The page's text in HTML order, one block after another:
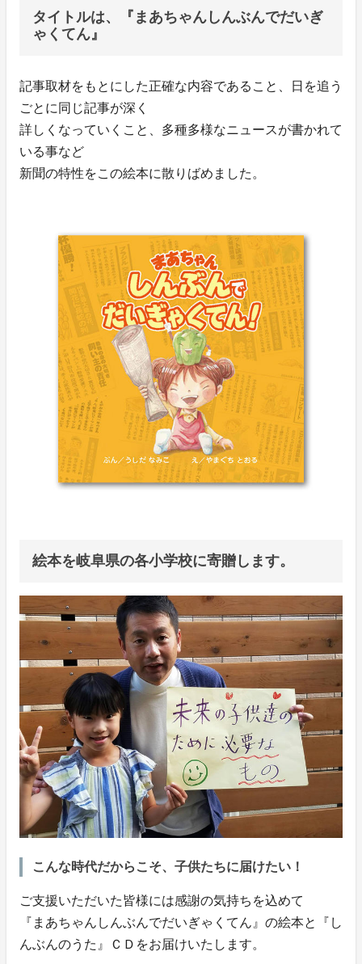
タイトルは、『まあちゃんしんぶんでだいぎ
ゃくてん』
記事取材をもとにした正確な内容であること、日を追う
ごとに同じ記事が深く
詳しくなっていくこと、多種多様なニュースが書かれて
いる事など
新聞の特性をこの絵本に散りばめました。
絵本を岐阜県の各小学校に寄贈します。
こんな時代だからこそ、子供たちに届けたい！
ご支援いただいた皆様には感謝の気持ちを込めて
『まあちゃんしんぶんでだいぎゃくてん』の絵本と『し
んぶんのうた』ＣＤをお届けいたします。